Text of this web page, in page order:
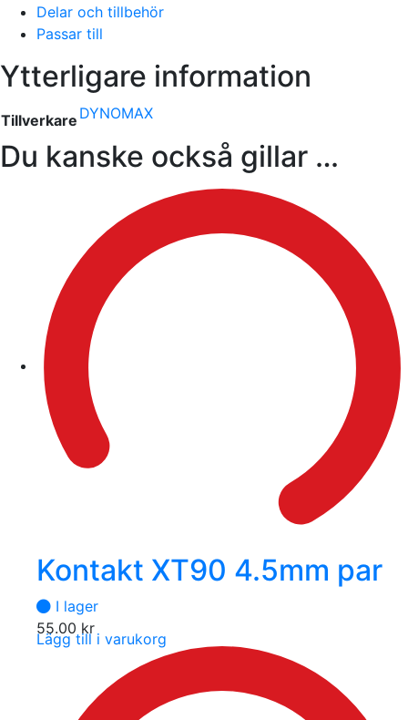
Delar och tillbehör
Passar till
Ytterligare information
Tillverkare DYNOMAX
Du kanske också gillar …
Kontakt XT90 4.5mm par
I lager
55.00 kr
Lägg till i varukorg